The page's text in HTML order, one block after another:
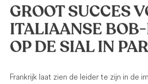
GROOT SUCCES
ITALIAANSE
OP DE SIAL IN
Frankrijk laat zien de leider te zijn in de